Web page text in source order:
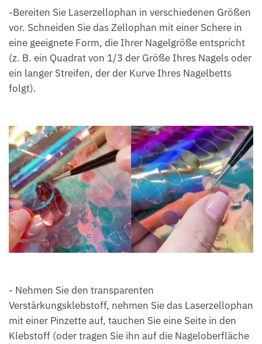
-Bereiten Sie Laserzellophan in verschiedenen Größen
vor. Schneiden Sie das Zellophan mit einer Schere in
eine geeignete Form, die Ihrer Nagelgröße entspricht
(z. B. ein Quadrat von 1/3 der Größe Ihres Nagels oder
ein langer Streifen, der der Kurve Ihres Nagelbetts
folgt).
- Nehmen Sie den transparenten
Verstärkungsklebstoff, nehmen Sie das Laserzellophan
mit einer Pinzette auf, tauchen Sie eine Seite in den
Klebstoff (oder tragen Sie ihn auf die Nageloberfläche